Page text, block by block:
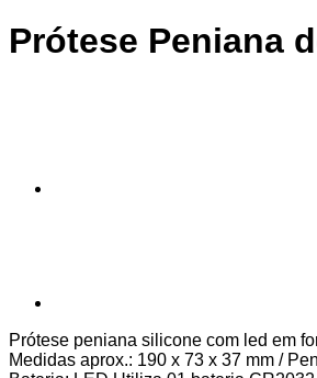
Prótese Peniana
Prótese peniana silicone com led em
Medidas aprox.: 190 x 73 x 37 mm /